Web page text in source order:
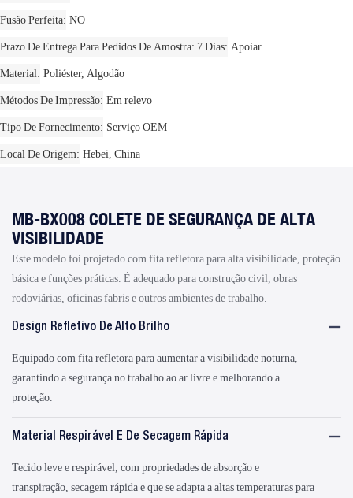
Fusão Perfeita NO
Prazo De Entrega Para Pedidos De Amostra: 7 Dias Apoiar
Material Poliéster, Algodão
Métodos De Impressão Em relevo
Tipo De Fornecimento Serviço OEM
Local De Origem Hebei, China
MB-BX008 COLETE DE SEGURANÇA DE ALTA
VISIBILIDADE
Este modelo foi projetado com fita refletora para alta visibilidade, proteção
básica e funções práticas. É adequado para construção civil, obras
rodoviárias, oficinas fabris e outros ambientes de trabalho.
Design Refletivo De Alto Brilho
Equipado com fita refletora para aumentar a visibilidade noturna,
garantindo a segurança no trabalho ao ar livre e melhorando a
proteção.
Material Respirável E De Secagem Rápida
Tecido leve e respirável, com propriedades de absorção e
transpiração, secagem rápida e que se adapta a altas temperaturas para